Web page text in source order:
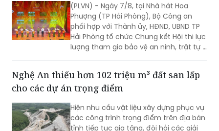
(PLVN) - Ngày 7/8, tại Nhà hát Hoa
Phượng (TP Hải Phòng), Bộ Công an
phối hợp với Thành ủy, HĐND, UBND TP
Hải Phòng tổ chức Chung kết Hội thi lực
lượng tham gia bảo vệ an ninh, trật tự ở
niềm tin. Vì an ninh Tổ quốc và bình yên
cuộc sống".
Nghệ An thiếu hơn 102 triệu m³ đất san lấp
cho các dự án trọng điểm
Hiện nhu cầu vật liệu xây dựng phục vụ
các công trình trọng điểm trên địa bàn
tỉnh tiếp tục gia tăng, đòi hỏi các giải